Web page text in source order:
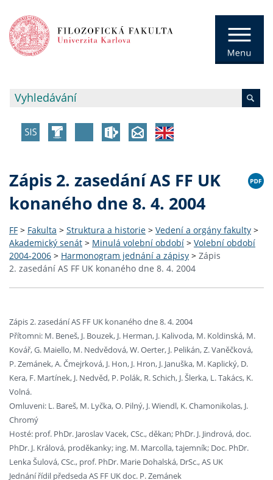
Zápis 2. zasedání AS FF UK
konaného dne 8. 4. 2004
FF > Fakulta > Struktura a historie > Vedení a orgány fakulty >
Akademický senát > Minulá volební období > Volební období
2004-2006 > Harmonogram jednání a zápisy > Zápis
2. zasedání AS FF UK konaného dne 8. 4. 2004
Zápis 2. zasedání AS FF UK konaného dne 8. 4. 2004
Přítomni: M. Beneš, J. Bouzek, J. Herman, J. Kalivoda, M. Koldinská, M.
Kovář, G. Maiello, M. Nedvědová, W. Oerter, J. Pelikán, Z. Vaněčková,
P. Zemánek, A. Čmejrková, J. Hon, J. Hron, J. Januška, M. Kaplický, D.
Kera, F. Martínek, J. Nedvěd, P. Polák, R. Schich, J. Šlerka, L. Takács, K.
Volná.
Omluveni: L. Bareš, M. Lyčka, O. Pilný, J. Wiendl, K. Chamonikolas, J.
Chromý
Hosté: prof. PhDr. Jaroslav Vacek, CSc., děkan; PhDr. J. Jindrová, doc.
PhDr. J. Králová, proděkanky; ing. M. Marcolla, tajemník; Doc. PhDr.
Lenka Šulová, CSc., prof. PhDr. Marie Dohalská, DrSc., AS UK
Jednání řídil předseda AS FF UK doc. P. Zemánek